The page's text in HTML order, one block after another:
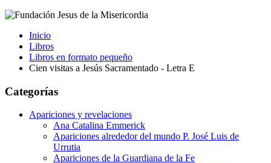
Inicio
Libros
Libros en formato pequeño
Cien visitas a Jesús Sacramentado - Letra E
Categorías
Apariciones y revelaciones
Ana Catalina Emmerick
Apariciones alrededor del mundo P. José Luis de
Urrutia
Apariciones de la Guardiana de la Fe